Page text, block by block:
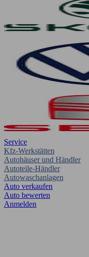
Service
Kfz-Werkstätten
Autohäuser und Händler
Autoteile-Händler
Autowaschanlagen
Auto verkaufen
Auto bewerten
Anmelden